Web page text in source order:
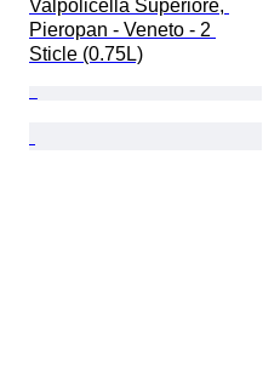
Valpolicella Superiore,
Pieropan - Veneto - 2
Sticle (0.75L)